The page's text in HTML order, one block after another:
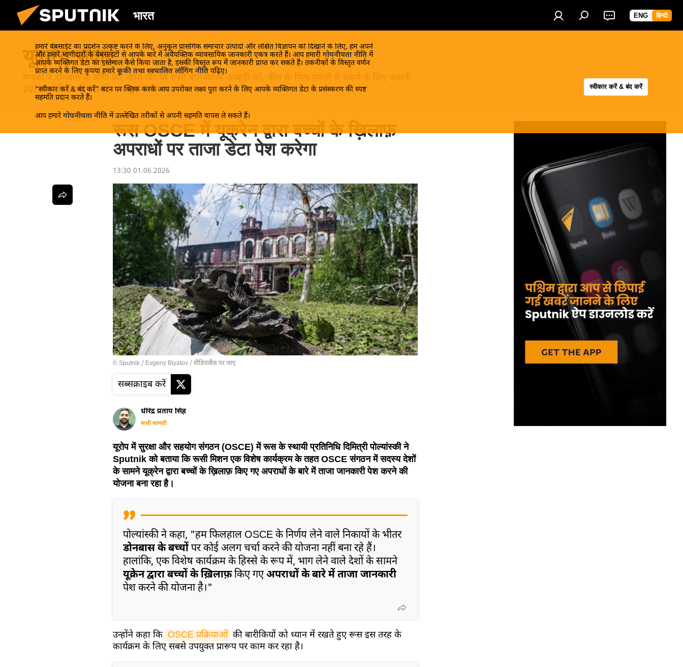
भारत ENG हिन्दी
हमारे वेबसाईट का प्रदर्शन उत्कृष्ट करने के लिए, अनुकूल प्रासंगिक समाचार उत्पादों और लक्षित विज्ञापन को दिखाने के लिए, हम अपने
और हमारे भागीदारों के वेबसाइटों से आपके बारे में अवैयक्तिक व्यावसायिक जानकारी एकत्र करते हैं। आप हमारी गोपनीयता नीति में
आपके व्यक्तिगत डेटा का इस्तेमाल कैसे किया जाता है, इसकी विस्तृत रूप में जानकारी प्राप्त कर सकते हैं। तकनीकों के विस्तृत वर्णन
प्राप्त करने के लिए कृपया हमारे कूकी तथा स्वचालित लॉगिंग नीति पढ़िए।
“स्वीकार करें & बंद करें” बटन पर क्लिक करके आप उपरोक्त लक्ष्य पुरा करने के लिए आपके व्यक्तिगत डेटा के प्रसंस्करण की स्पष्ट
सहमति प्रदान करते हैं।
आप हमारे गोपनीयता नीति में उल्लेखित तरीकों से अपनी सहमति वापस ले सकते हैं।
स्वीकार करें & बंद करें
यूक्रेन संकट
मास्को ने डोनबास के लोगों को, खास तौर पर रूसी बोलनेवाली आबादी को, कीव के नित्य हमलों से बचाने के लिए फरवरी
2022 को विशेष सैन्य अभियान शुरू किया था।
रूस OSCE में यूक्रेन द्वारा बच्चों के ख़िलाफ़
अपराधों पर ताजा डेटा पेश करेगा
13:30 01.06.2026
© Sputnik / Evgeny Biyatov /मीडियाबैंक पर जाएं
सब्सक्राइब करें
धीरेंद्र प्रताप सिंह
सभी सामग्री
यूरोप में सुरक्षा और सहयोग संगठन (OSCE) में रूस के स्थायी प्रतिनिधि दिमित्री पोल्यांस्की ने
Sputnik को बताया कि रूसी मिशन एक विशेष कार्यक्रम के तहत OSCE संगठन में सदस्य देशों
के सामने यूक्रेन द्वारा बच्चों के ख़िलाफ़ किए गए अपराधों के बारे में ताजा जानकारी पेश करने की
योजना बना रहा है।
पोल्यांस्की ने कहा, "हम फिलहाल OSCE के निर्णय लेने वाले निकायों के भीतर
डोनबास के बच्चोंपर कोई अलग चर्चा करने की योजना नहीं बना रहे हैं।
हालांकि, एक विशेष कार्यक्रम के हिस्से के रूप में, भाग लेने वाले देशों के सामने
यूक्रेन द्वारा बच्चों के ख़िलाफ़किए गएअपराधों के बारे में ताजा जानकारी
पेश करने की योजना है।"
उन्होंने कहा कि OSCE प्रक्रियाओं की बारीकियों को ध्यान में रखते हुए रूस इस तरह के
कार्यक्रम के लिए सबसे उपयुक्त प्रारूप पर काम कर रहा है।